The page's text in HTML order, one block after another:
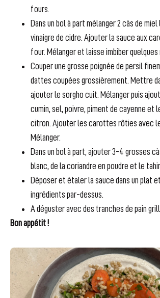
fours.
Dans un bol à part mélanger 2 càs de
vinaigre de cidre. Ajouter la sauce aux
four. Mélanger et laisse imbiber quelques
Couper une grosse poignée de persil
dattes coupées grossièrement. Mettre
ajouter le sorgho cuit. Mélanger puis
cumin, sel, poivre, piment de cayenne et
citron. Ajouter les carottes rôties avec
Mélanger.
Dans un bol à part, ajouter 3-4 grosses
blanc, de la coriandre en poudre et le
Déposer et étaler la sauce dans un plat
ingrédients par-dessus.
A déguster avec des tranches de pain
Bon appétit !